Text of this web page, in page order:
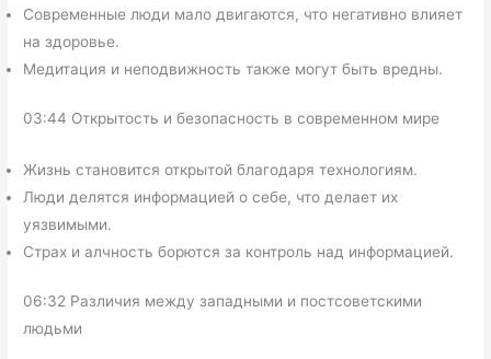
Современные люди мало двигаются, что негативно влияет
на здоровье.
Медитация и неподвижность также могут быть вредны.
03:44 Открытость и безопасность в современном мире
Жизнь становится открытой благодаря технологиям.
Люди делятся информацией о себе, что делает их
уязвимыми.
Страх и алчность борются за контроль над информацией.
06:32 Различия между западными и постсоветскими
людьми